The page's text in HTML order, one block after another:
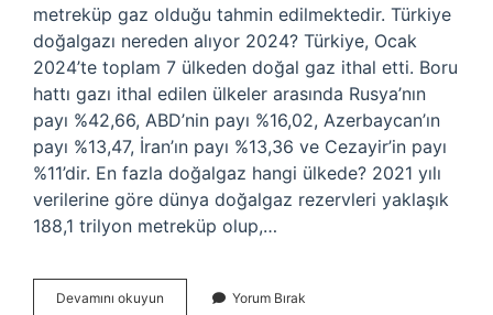
metreküp gaz olduğu tahmin edilmektedir. Türkiye
doğalgazı nereden alıyor 2024? Türkiye, Ocak
2024’te toplam 7 ülkeden doğal gaz ithal etti. Boru
hattı gazı ithal edilen ülkeler arasında Rusya’nın
payı %42,66, ABD’nin payı %16,02, Azerbaycan’ın
payı %13,47, İran’ın payı %13,36 ve Cezayir’in payı
%11’dir. En fazla doğalgaz hangi ülkede? 2021 yılı
verilerine göre dünya doğalgaz rezervleri yaklaşık
188,1 trilyon metreküp olup,…
Devamını okuyun Doğalgaz Yorum Bırak